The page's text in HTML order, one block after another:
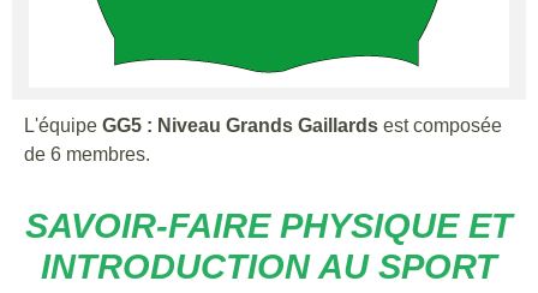
L'équipe GG5 : Niveau Grands Gaillards est composée
de 6 membres.
SAVOIR-FAIRE PHYSIQUE ET
INTRODUCTION AU SPORT